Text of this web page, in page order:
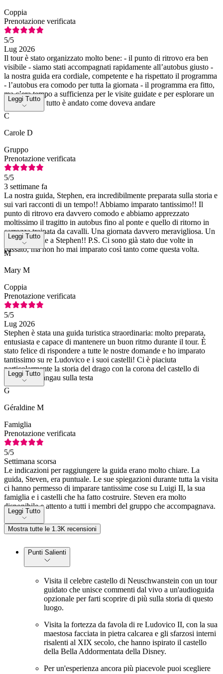
Coppia
Prenotazione verificata
5/5
Lug 2026
Il tour è stato organizzato molto bene: - il punto di ritrovo era ben
visibile - siamo stati accompagnati rapidamente all’autobus giusto -
la nostra guida era cordiale, competente e ha rispettato il programma
- l’autobus era comodo per tutta la giornata - il programma era fitto,
ma c’era tempo a sufficienza per le visite guidate e per esplorare un
po’ i luoghi - tutto è andato come doveva andare
Leggi Tutto
C
Carole D
Gruppo
Prenotazione verificata
5/5
3 settimane fa
La nostra guida, Stephen, era incredibilmente preparata sulla storia e
sui vari racconti di un tempo!! Abbiamo imparato tantissimo!! Il
punto di ritrovo era davvero comodo e abbiamo apprezzato
moltissimo il tragitto in autobus fino al ponte e quello di ritorno in
carrozza trainata da cavalli. Una giornata davvero meravigliosa. Un
enorme grazie a Stephen!! P.S. Ci sono già stato due volte in
passato, ma non ho mai imparato così tanto come questa volta.
Leggi Tutto
M
Mary M
Coppia
Prenotazione verificata
5/5
Lug 2026
Stephen è stata una guida turistica straordinaria: molto preparata,
entusiasta e capace di mantenere un buon ritmo durante il tour. È
stato felice di rispondere a tutte le nostre domande e ho imparato
tantissimo su re Ludovico e i suoi castelli! Ci è piaciuta
particolarmente la storia del drago con la corona del castello di
Hohenschwangau sulla testa
Leggi Tutto
G
Géraldine M
Famiglia
Prenotazione verificata
5/5
Settimana scorsa
Le indicazioni per raggiungere la guida erano molto chiare. La
guida, Steven, era puntuale. Le sue spiegazioni durante tutta la visita
ci hanno permesso di imparare tantissime cose su Luigi II, la sua
famiglia e i castelli che ha fatto costruire. Steven era molto
disponibile e attento a tutti i membri del gruppo che accompagnava.
Leggi Tutto
Mostra tutte le 1.3K recensioni
Punti Salienti
Visita il celebre castello di Neuschwanstein con un tour
guidato che unisce commenti dal vivo a un'audioguida
opzionale per farti scoprire di più sulla storia di questo
luogo.
Visita la fortezza da favola di re Ludovico II, con la sua
maestosa facciata in pietra calcarea e gli sfarzosi interni
risalenti al XIX secolo, che hanno ispirato il castello
della Bella Addormentata della Disney.
Per un'esperienza ancora più piacevole puoi scegliere